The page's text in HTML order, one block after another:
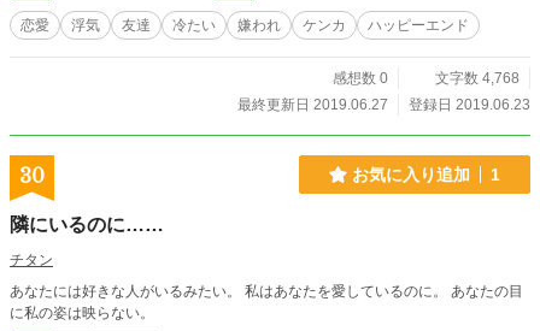
恋愛 浮気 友達 冷たい 嫌われ ケンカ ハッピーエンド
感想数 0
文字数 4,768
最終更新日 2019.06.27
登録日 2019.06.23
30 お気に入り追加 1
隣にいるのに……
チタン
あなたには好きな人がいるみたい。 私はあなたを愛しているのに。 あなたの目
に私の姿は映らない。